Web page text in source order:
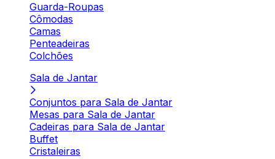
Guarda-Roupas
Cômodas
Camas
Penteadeiras
Colchões
Sala de Jantar
Conjuntos para Sala de Jantar
Mesas para Sala de Jantar
Cadeiras para Sala de Jantar
Buffet
Cristaleiras